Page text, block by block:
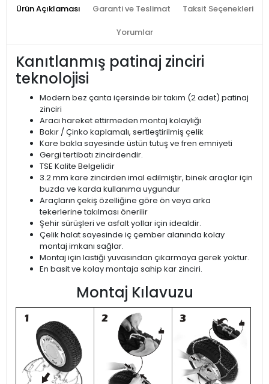
Ürün Açıklaması Garanti ve Teslimat Taksit Seçenekleri
Yorumlar
Kanıtlanmış patinaj zinciri
teknolojisi
Modern bez çanta içersinde bir takım (2 adet) patinaj
zinciri
Aracı hareket ettirmeden montaj kolaylığı
Bakır / Çinko kaplamalı, sertleştirilmiş çelik
Kare bakla sayesinde üstün tutuş ve fren emniyeti
Gergi tertibatı zincirdendir.
TSE Kalite Belgelidir
3.2 mm kare zincirden imal edilmiştir, binek araçlar için
buzda ve karda kullanıma uygundur
Araçların çekiş özelliğine göre ön veya arka
tekerlerine takılması önerilir
Şehir sürüşleri ve asfalt yollar için idealdir.
Çelik halat sayesinde iç çember alanında kolay
montaj imkanı sağlar.
Montaj için lastiği yuvasından çıkarmaya gerek yoktur.
En basit ve kolay montaja sahip kar zinciri.
Montaj Kılavuzu